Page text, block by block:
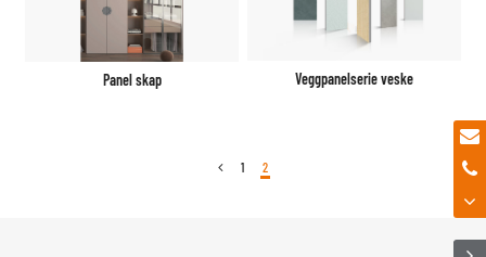
Panel skap Veggpanelserie veske
1 2